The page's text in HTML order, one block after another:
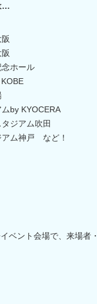
…
念ホール
by KYOCERA
ジアム吹田
アム神戸 など！
ベント会場で、来場者・